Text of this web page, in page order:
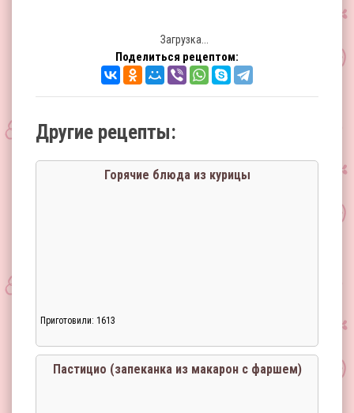
Загрузка...
Поделиться рецептом:
Другие рецепты:
Горячие блюда из курицы
Приготовили: 1613
Пастицио (запеканка из макарон с фаршем)